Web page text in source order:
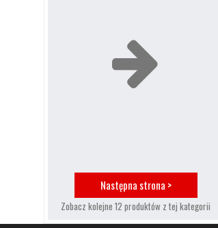
Następna strona >
Zobacz kolejne 12 produktów z tej kategorii